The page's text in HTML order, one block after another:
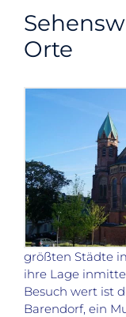
Orte
größten Städte
ihre Lage
Besuch wert ist
Barendorf, ein